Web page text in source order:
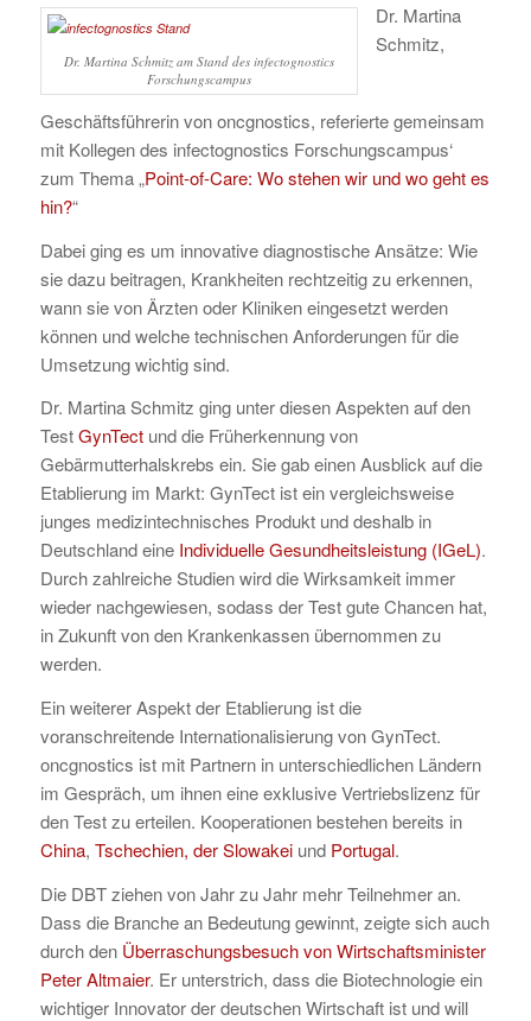
Dr. Martina Schmitz am Stand des infectognostics
Forschungscampus
Dr. Martina
Schmitz,
Geschäftsführerin von oncgnostics, referierte gemeinsam
mit Kollegen des infectognostics Forschungscampus‘
zum Thema „Point-of-Care: Wo stehen wir und wo geht es
hin?“
Dabei ging es um innovative diagnostische Ansätze: Wie
sie dazu beitragen, Krankheiten rechtzeitig zu erkennen,
wann sie von Ärzten oder Kliniken eingesetzt werden
können und welche technischen Anforderungen für die
Umsetzung wichtig sind.
Dr. Martina Schmitz ging unter diesen Aspekten auf den
TestGynTectund die Früherkennung von
Gebärmutterhalskrebs ein. Sie gab einen Ausblick auf die
Etablierung im Markt: GynTect ist ein vergleichsweise
junges medizintechnisches Produkt und deshalb in
Deutschland eine Individuelle Gesundheitsleistung (IGeL).
Durch zahlreiche Studien wird die Wirksamkeit immer
wieder nachgewiesen, sodass der Test gute Chancen hat,
in Zukunft von den Krankenkassen übernommen zu
werden.
Ein weiterer Aspekt der Etablierung ist die
voranschreitende Internationalisierung von GynTect.
oncgnostics ist mit Partnern in unterschiedlichen Ländern
im Gespräch, um ihnen eine exklusive Vertriebslizenz für
den Test zu erteilen. Kooperationen bestehen bereits in
China, Tschechien, der Slowakeiund Portugal.
Die DBT ziehen von Jahr zu Jahr mehr Teilnehmer an.
Dass die Branche an Bedeutung gewinnt, zeigte sich auch
durch den Überraschungsbesuch von Wirtschaftsminister
Peter Altmaier. Er unterstrich, dass die Biotechnologie ein
wichtiger Innovator der deutschen Wirtschaft ist und will